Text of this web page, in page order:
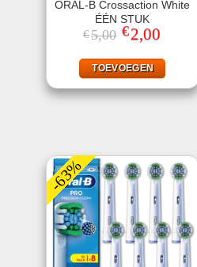
ORAL-B Crossaction White
ÉÉN STUK
€5,00 Oorspronkelijke
prijs
€5,00.
€2,00Huidige
€2,00.
TOEVOEGEN
-63%